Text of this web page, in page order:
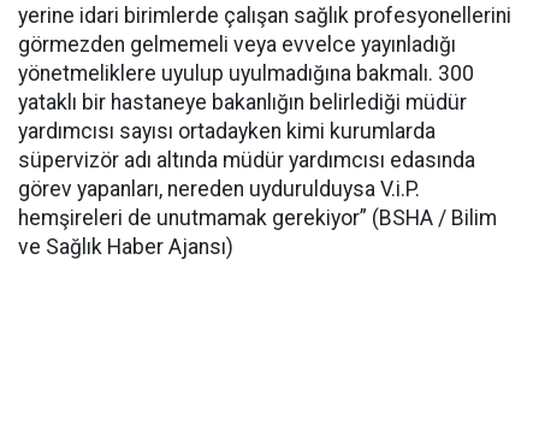
yerine idari birimlerde çalışan sağlık profesyonellerini
görmezden gelmemeli veya evvelce yayınladığı
yönetmeliklere uyulup uyulmadığına bakmalı. 300
yataklı bir hastaneye bakanlığın belirlediği müdür
yardımcısı sayısı ortadayken kimi kurumlarda
süpervizör adı altında müdür yardımcısı edasında
görev yapanları, nereden uydurulduysa V.i.P.
hemşireleri de unutmamak gerekiyor” (BSHA / Bilim
ve Sağlık Haber Ajansı)